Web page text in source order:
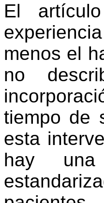
El
menos el
no
tiempo de
esta
hay una